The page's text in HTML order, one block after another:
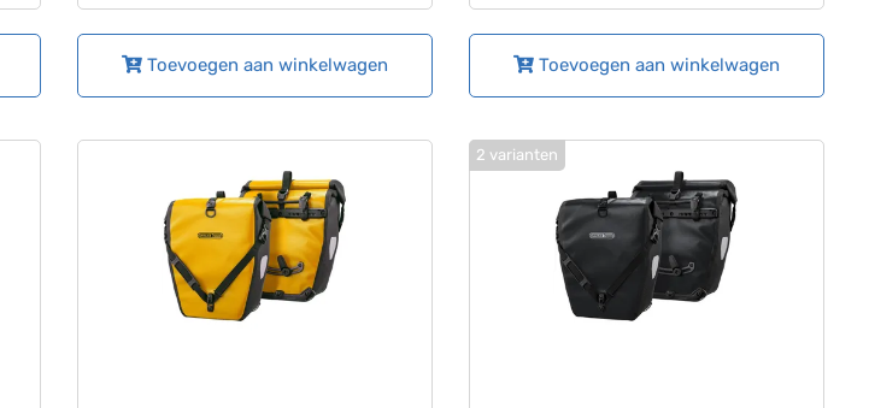
Toevoegen aan winkelwagen Toevoegen aan winkelwagen
2 varianten